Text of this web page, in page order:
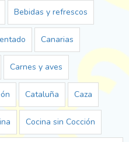
Bebidas y refrescos
Canarias
Carnes y aves
Cataluña Caza
Cocina sin Cocción